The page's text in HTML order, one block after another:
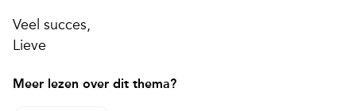
Veel succes,
Lieve
Meer lezen over dit thema?